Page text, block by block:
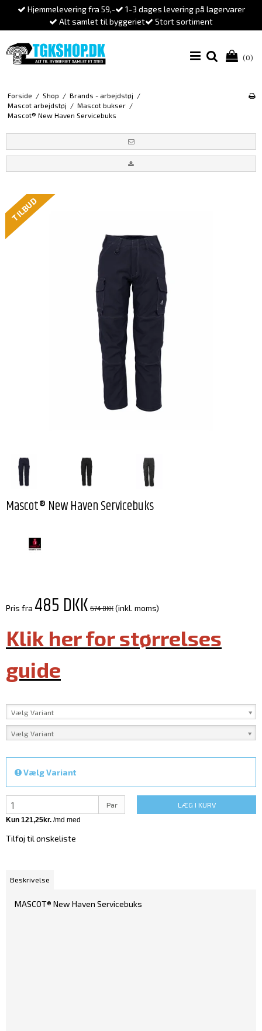
Hjemmelevering fra 59,-
1-3 dages levering på lagervarer
Alt samlet til byggeriet
Stort sortiment
(0)
Forside / Shop / Brands - arbejdstøj /
Mascot arbejdstøj / Mascot bukser /
Mascot® New Haven Servicebuks
TILBUD
Mascot® New Haven Servicebuks
Pris fra 485 DKK674 DKK(inkl. moms)
Klik her for størrelses
guide
Vælg Variant
Vælg Variant
Vælg Variant
Par LÆG I KURV
Tilføj til ønskeliste
Beskrivelse
MASCOT® New Haven Servicebuks